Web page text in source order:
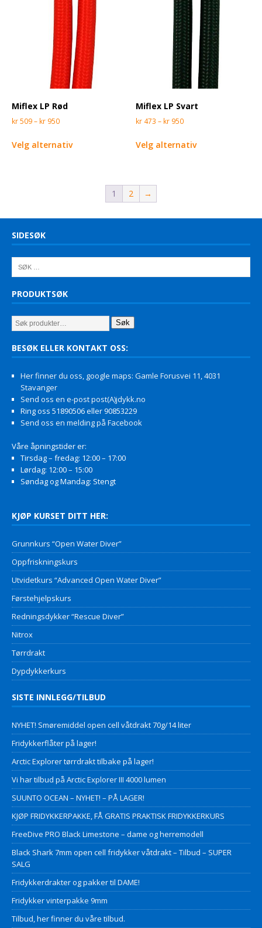
Miflex LP Rød
kr509– kr 950
Velg alternativ
Miflex LP Svart
kr 473 – kr 950
Velg alternativ
1 2 →
SIDESØK
PRODUKTSØK
Søk
BESØK ELLER KONTAKT OSS:
Her finner du oss, google maps: Gamle Forusvei 11, 4031
Stavanger
Send oss en e-post post(A)jdykk.no
Ring oss 51890506 eller 90853229
Send oss en melding på Facebook
Våre åpningstider er:
Tirsdag – fredag: 12:00 – 17:00
Lørdag: 12:00 – 15:00
Søndag og Mandag: Stengt
KJØP KURSET DITT HER:
Grunnkurs “Open Water Diver”
Oppfriskningskurs
Utvidetkurs “Advanced Open Water Diver”
Førstehjelpskurs
Redningsdykker “Rescue Diver”
Nitrox
Tørrdrakt
Dypdykkerkurs
SISTE INNLEGG/TILBUD
NYHET! Smøremiddel open cell våtdrakt 70g/14 liter
Fridykkerflåter på lager!
Arctic Explorer tørrdrakt tilbake på lager!
Vi har tilbud på Arctic Explorer III 4000 lumen
SUUNTO OCEAN – NYHET! – PÅ LAGER!
KJØP FRIDYKKERPAKKE, FÅ GRATIS PRAKTISK FRIDYKKERKURS
FreeDive PRO Black Limestone – dame og herremodell
Black Shark 7mm open cell fridykker våtdrakt – Tilbud – SUPER
SALG
Fridykkerdrakter og pakker til DAME!
Fridykker vinterpakke 9mm
Tilbud, her finner du våre tilbud.